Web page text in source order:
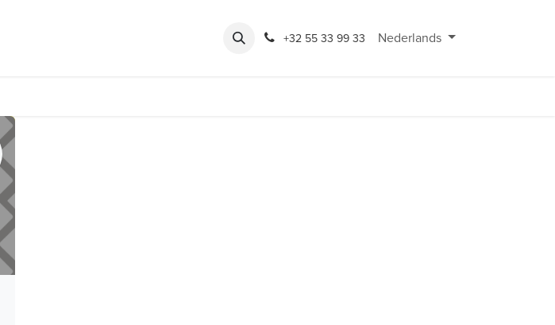
Rondeshop Contact en openingsuren
+32 55 33 99 33 Nederlands